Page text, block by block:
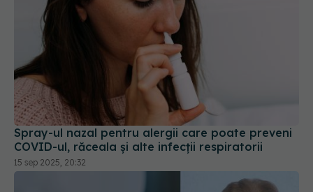
Spray-ul nazal pentru alergii care poate preveni
COVID-ul, răceala și alte infecții respiratorii
15 sep 2025, 20:32